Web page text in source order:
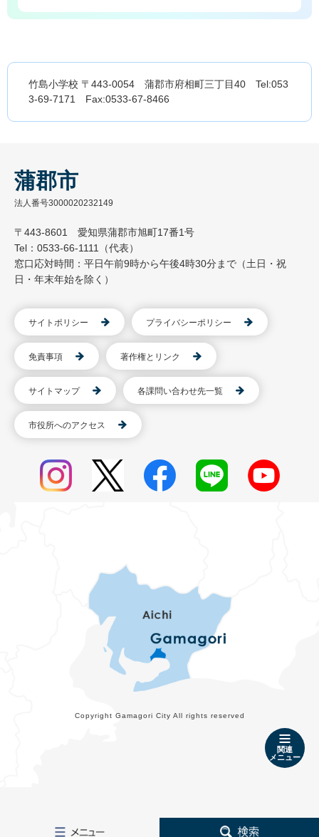
関連
メニュー
竹島小学校 〒443-0054 蒲郡市府相町三丁目40 Tel:053
3-69-7171 Fax:0533-67-8466
蒲郡市
法人番号3000020232149
〒443-8601 愛知県蒲郡市旭町17番1号
Tel：0533-66-1111（代表）
窓口応対時間：平日午前9時から午後4時30分まで（土日・祝
日・年末年始を除く）
サイトポリシー プライバシーポリシー
免責事項 著作権とリンク
サイトマップ 各課問い合わせ先一覧
市役所へのアクセス
Copyright Gamagori City All rights reserved